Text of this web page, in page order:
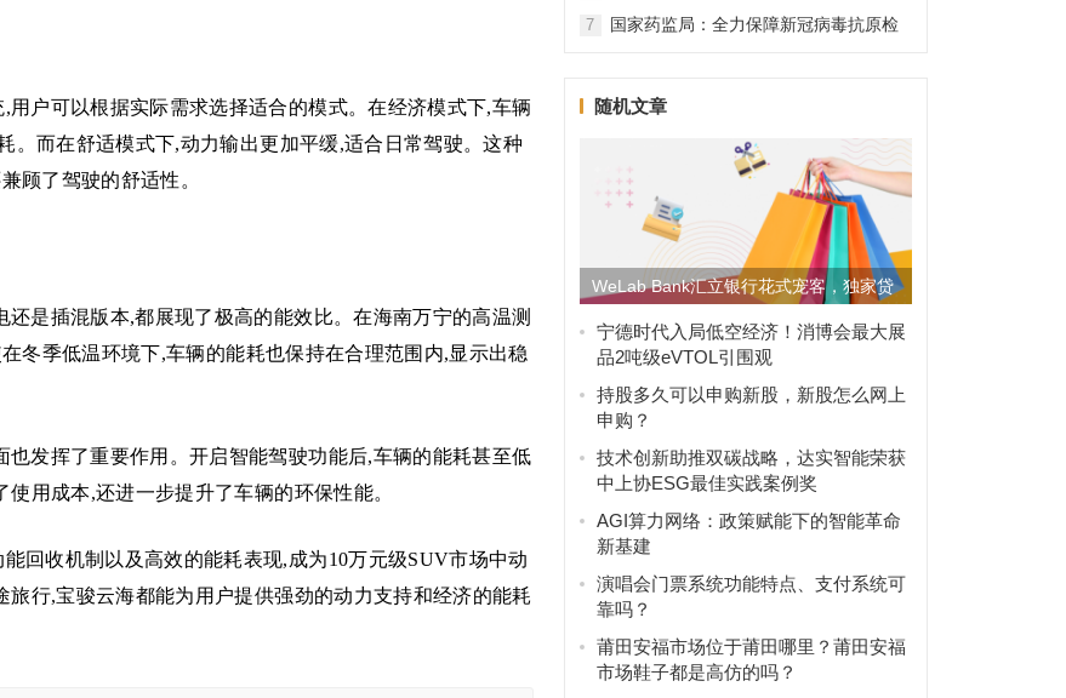
户可以根据实际需求选择适合的模式。在经济模式下,车辆
。而在舒适模式下,动力输出更加平缓,适合日常驾驶。这种
顾了驾驶的舒适性。
是插混版本,都展现了极高的能效比。在海南万宁的高温测
冬季低温环境下,车辆的能耗也保持在合理范围内,显示出稳
发挥了重要作用。开启智能驾驶功能后,车辆的能耗甚至低
用成本,还进一步提升了车辆的环保性能。
回收机制以及高效的能耗表现,成为10万元级SUV市场中动
行,宝骏云海都能为用户提供强劲的动力支持和经济的能耗
怎样的？）
7
国家药监局：全力保障新冠病毒抗原检
随机文章
WeLab Bank汇立银行花式宠客，独家贷
款智囊产品打造极...
宁德时代入局低空经济！消博会最大展
品2吨级eVTOL引围观
持股多久可以申购新股，新股怎么网上
申购？
技术创新助推双碳战略，达实智能荣获
中上协ESG最佳实践案例奖
AGI算力网络：政策赋能下的智能革命
新基建
演唱会门票系统功能特点、支付系统可
靠吗？
莆田安福市场位于莆田哪里？莆田安福
市场鞋子都是高仿的吗？